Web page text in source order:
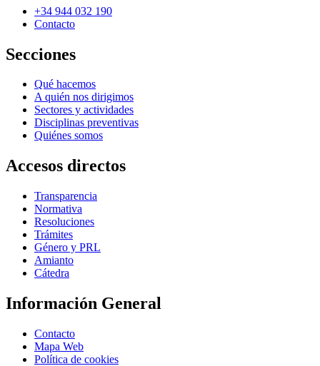
+34 944 032 190
Contacto
Secciones
Qué hacemos
A quién nos dirigimos
Sectores y actividades
Disciplinas preventivas
Quiénes somos
Accesos directos
Transparencia
Normativa
Resoluciones
Trámites
Género y PRL
Amianto
Cátedra
Información General
Contacto
Mapa Web
Política de cookies